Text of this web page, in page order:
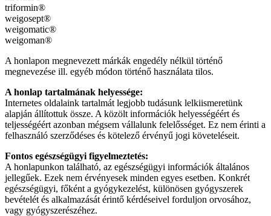
triformin®
weigosept®
weigomatic®
weigoman®
A honlapon megnevezett márkák engedély nélkül történő
megnevezése ill. egyéb módon történő használata tilos.
A honlap tartalmának helyessége:
Internetes oldalaink tartalmát legjobb tudásunk lelkiismeretünk
alapján állítottuk össze. A közölt információk helyességéért és
teljességéért azonban mégsem vállalunk felelősséget. Ez nem érinti a
felhasználó szerződéses és kötelező érvényű jogi követeléseit.
Fontos egészségügyi figyelmeztetés:
A honlapunkon található, az egészségügyi információk általános
jellegűek. Ezek nem érvényesek minden egyes esetben. Konkrét
egészségügyi, főként a gyógykezelést, különösen gyógyszerek
bevételét és alkalmazását érintő kérdéseivel forduljon orvosához,
vagy gyógyszerészéhez.